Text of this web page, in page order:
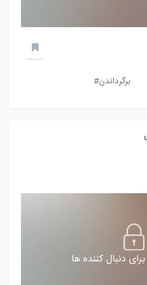
برگرداندن#
دنبال کننده ها